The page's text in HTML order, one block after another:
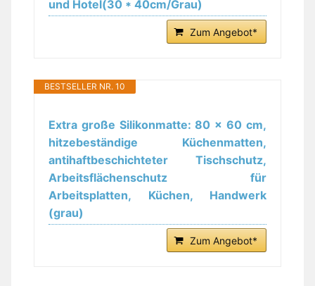
und Hotel(30 * 40cm/Grau)
Zum Angebot*
BESTSELLER NR. 10
Extra große Silikonmatte: 80 x 60 cm,
hitzebeständige Küchenmatten,
antihaftbeschichteter Tischschutz,
Arbeitsflächenschutz für
Arbeitsplatten, Küchen, Handwerk
(grau)
Zum Angebot*